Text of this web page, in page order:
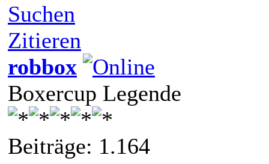
Suchen
Zitieren
robbox
Boxercup Legende
Beiträge: 1.164